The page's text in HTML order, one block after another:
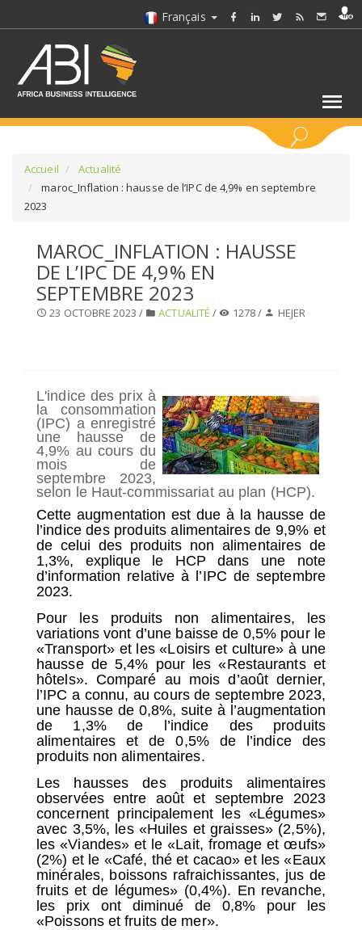
Français
SÉLECTIONNEZ UN DOSSIER
SELECTIONNEZ UNE SECTION
SÉLECTIONNEZ UN/DES PAYS
Accueil
Actualité
maroc_Inflation : hausse de l’IPC de 4,9% en septembre
2023
MAROC_INFLATION : HAUSSE
DE L’IPC DE 4,9% EN
SEPTEMBRE 2023
23 OCTOBRE 2023 / ACTUALITÉ / 1278 / HEJER
L'indice des prix à
la consommation
(IPC) a enregistré
une hausse de
4,9% au cours du
mois de
septembre 2023,
selon le Haut-commissariat au plan (HCP).
Cette augmentation est due à la hausse de
l’indice des produits alimentaires de 9,9% et
de celui des produits non alimentaires de
1,3%, explique le HCP dans une note
d’information relative à l’IPC de septembre
2023.
Pour les produits non alimentaires, les
variations vont d’une baisse de 0,5% pour le
«Transport» et les «Loisirs et culture» à une
hausse de 5,4% pour les «Restaurants et
hôtels». Comparé au mois d’août dernier,
l’IPC a connu, au cours de septembre 2023,
une hausse de 0,8%, suite à l’augmentation
de 1,3% de l’indice des produits
alimentaires et de 0,5% de l’indice des
produits non alimentaires.
Les hausses des produits alimentaires
observées entre août et septembre 2023
concernent principalement les «Légumes»
avec 3,5%, les «Huiles et graisses» (2,5%),
les «Viandes» et le «Lait, fromage et œufs»
(2%) et le «Café, thé et cacao» et les «Eaux
minérales, boissons rafraichissantes, jus de
fruits et de légumes» (0,4%). En revanche,
les prix ont diminué de 0,8% pour les
«Poissons et fruits de mer».